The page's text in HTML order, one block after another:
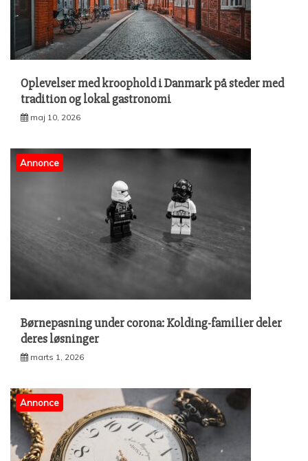
Oplevelser med kroophold i Danmark på steder med
tradition og lokal gastronomi
maj 10, 2026
Annonce
Børnepasning under corona: Kolding-familier deler
deres løsninger
marts 1, 2026
Annonce